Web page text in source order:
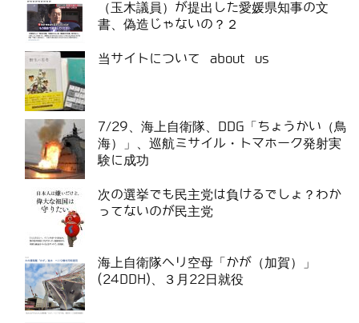
（玉木議員）が提出した愛媛県知事の文
書、偽造じゃないの？２
当サイトについて about us
7/29、海上自衛隊、DDG「ちょうかい（鳥
海）」、巡航ミサイル・トマホーク発射実
験に成功
次の選挙でも民主党は負けるでしょ？わか
ってないのが民主党
海上自衛隊ヘリ空母「かが（加賀）」
(24DDH)、３月22日就役